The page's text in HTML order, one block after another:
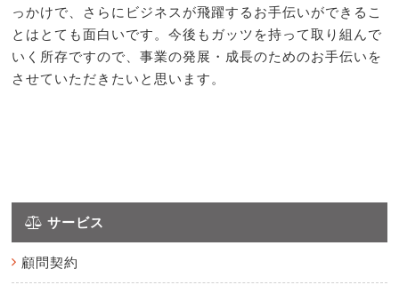
っかけで、さらにビジネスが飛躍するお手伝いができるこ
とはとても面白いです。今後もガッツを持って取り組んで
いく所存ですので、事業の発展・成長のためのお手伝いを
させていただきたいと思います。
サービス
顧問契約